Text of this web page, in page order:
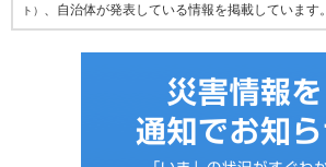
ト） 、自治体が発表している情報を掲載しています。